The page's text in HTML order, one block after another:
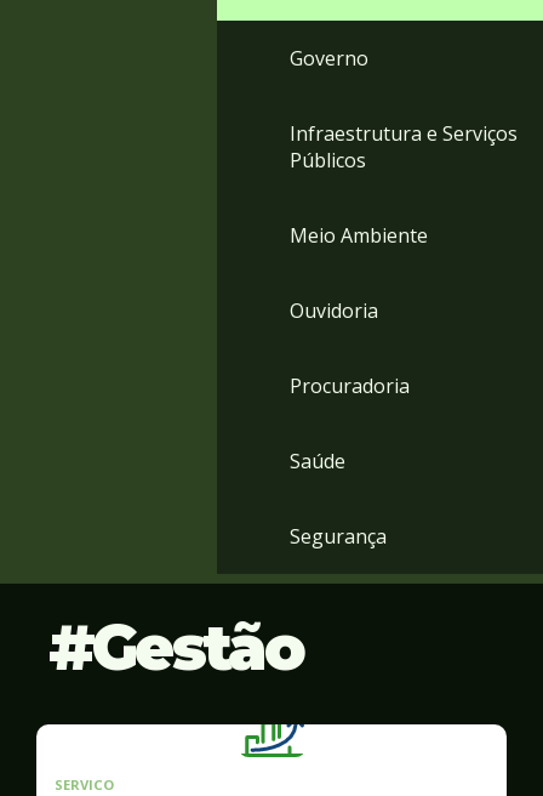
Governo
Infraestrutura e Serviços
Públicos
Meio Ambiente
Ouvidoria
Procuradoria
Saúde
Segurança
Gestão
SERVICO